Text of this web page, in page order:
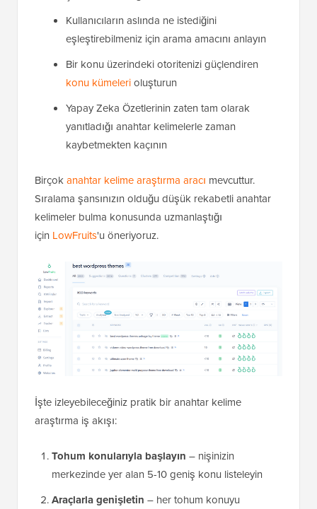
Kullanıcıların aslında ne istediğini
eşleştirebilmeniz için arama amacını anlayın
Bir konu üzerindeki otoritenizi güçlendiren
konu kümelerioluşturun
Yapay Zeka Özetlerinin zaten tam olarak
yanıtladığı anahtar kelimelerle zaman
kaybetmekten kaçının
Birçokanahtar kelime araştırma aracı mevcuttur.
Sıralama şansınızın olduğu düşük rekabetli anahtar
kelimeler bulma konusunda uzmanlaştığı
için LowFruits'u öneriyoruz.
İşte izleyebileceğiniz pratik bir anahtar kelime
araştırma iş akışı:
Tohum konularıyla başlayın – nişinizin
merkezinde yer alan 5-10 geniş konu listeleyin
Araçlarla genişletin – her tohum konuyu